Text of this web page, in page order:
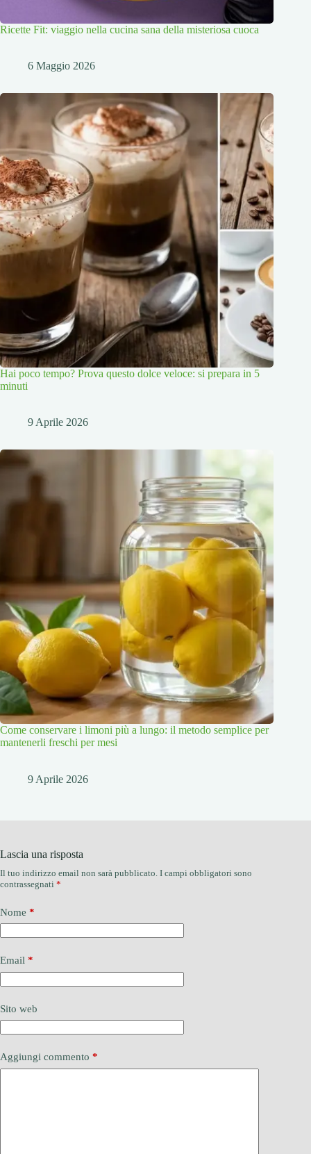
Ricette Fit: viaggio nella cucina sana della misteriosa cuoca
6 Maggio 2026
Hai poco tempo? Prova questo dolce veloce: si prepara in 5
minuti
9 Aprile 2026
Come conservare i limoni più a lungo: il metodo semplice per
mantenerli freschi per mesi
9 Aprile 2026
Lascia una risposta
Il tuo indirizzo email non sarà pubblicato. I campi obbligatori sono
contrassegnati *
Nome *
Email *
Sito web
Aggiungi commento *